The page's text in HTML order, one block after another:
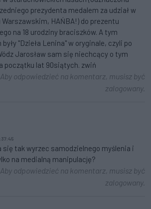
prezydenta medalem za udział w
HAŃBA!) do prezentu
na 18 urodziny braciszków. A tym
"Dzieła Lenina" w oryginale, czyli po
Jarosław sam się niechcący o tym
początku lat 90siątych. zwiń
Aby odpowiedzieć na komentarz, musisz być
zalogowany.
się tak wyrzec samodzielnego myślenia i
na medialną manipulację?
Aby odpowiedzieć na komentarz, musisz być
zalogowany.